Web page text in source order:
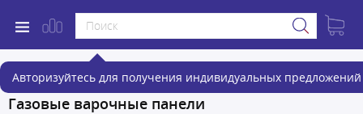
Авторизуйтесь для получения индивидуальных предложений
Газовые варочные панели